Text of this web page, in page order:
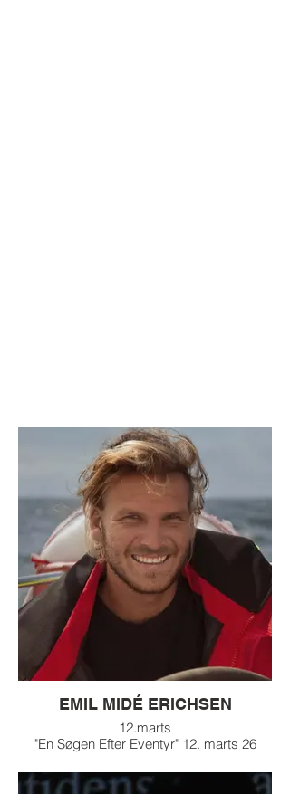
EMIL MIDÉ ERICHSEN
12.marts
"En Søgen Efter Eventyr" 12. marts 26
Teatersalen, Teater Møn, Sukkerfabrikken.